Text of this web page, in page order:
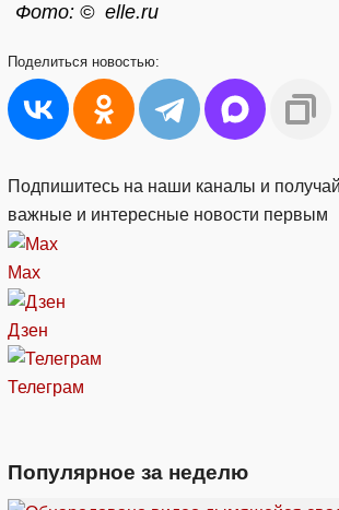
Фото: © elle.ru
Поделиться новостью:
Подпишитесь на наши каналы и
важные и интересные новости первым
Max
Дзен
Телеграм
Популярное за неделю